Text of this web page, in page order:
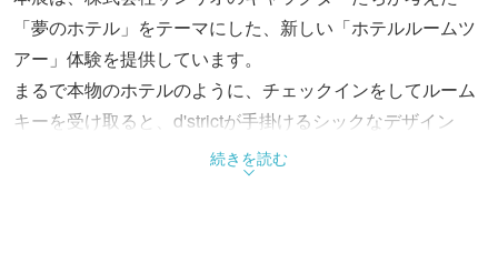
「夢のホテル」をテーマにした、新しい「ホテルルームツ
アー」体験を提供しています。
まるで本物のホテルのように、チェックインをしてルーム
キーを受け取ると、d'strictが手掛けるシックなデザイン
と、サンリオキャラクターズの“かわいい”世界観を詰め込
んだフォトジェニックな没入空間が登場します。独自の物
続きを読む